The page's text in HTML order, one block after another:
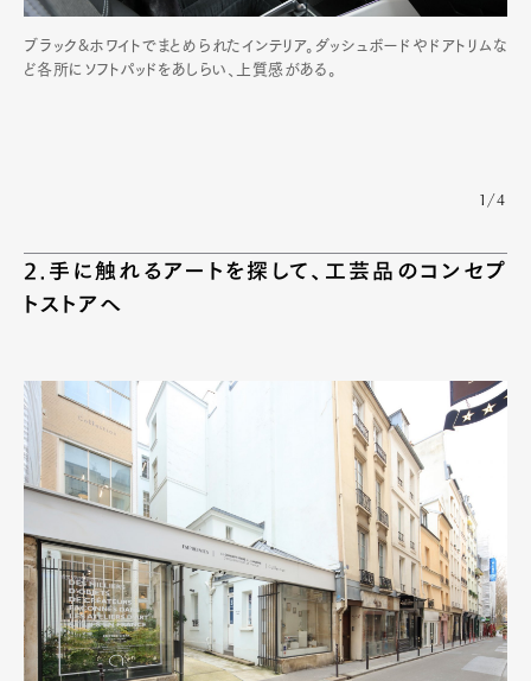
ブラック&ホワイトでまとめられたインテリア。ダッシュボードやドアトリムな
ど各所にソフトパッドをあしらい、上質感がある。
1/4
2.手に触れるアートを探して、工芸品のコンセプ
トストアへ